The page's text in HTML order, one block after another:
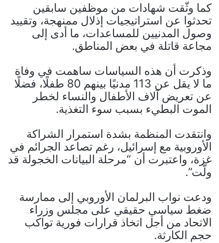
كما وثّقت شهادات من موظفين سابقين
تحدثوا عن استراتيجيات إذلال ممنهجة، وتقييد
وصول المدنيين للمساعدات، ما أدى إلى
مجاعة قاتلة في بعض المناطق.
وذكرت أن هذه السياسات ساهمت في وفاة
ما لا يقل عن 113 مدنيًا بينهم 80 طفلًا، فضلًا
عن تعريض آلاف الأطفال والنساء لخطر
الموت البطيء بسبب سوء التغذية.
وانتقدت المنظمة بشدة استمرار الشراكة
الأوروبية مع إسرائيل، رغم تصاعد الجرائم في
غزة، واعتبرت أن “مرحلة البيانات الخجولة قد
ولّت”.
ودعت نواب البرلمان الأوروبي إلى ممارسة
ضغط سياسي حقيقي على مجلس وزراء
الاتحاد من أجل اتخاذ قرارات فورية تواكب
حجم الكارثة.